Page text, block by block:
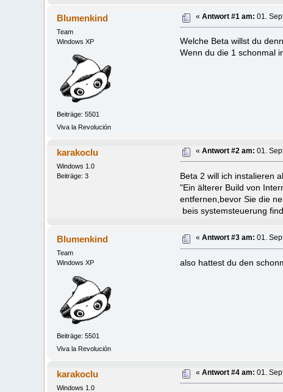
Blumenkind
Team
Windows XP
Beiträge: 5501
Viva la Revolución
«Antwort #1 am: 01.
Welche Beta willst du
Wenn du die 1 schonmal
karakoclu
Windows 1.0
Beiträge: 3
«Antwort #2 am: 01.
Beta 2 will ich instalieren
"Ein älterer Build von
entfernen,bevor Sie die
beis systemsteuerung
Blumenkind
Team
Windows XP
Beiträge: 5501
Viva la Revolución
«Antwort #3 am: 01.
also hattest du den
karakoclu
Windows 1.0
«Antwort #4 am: 01.